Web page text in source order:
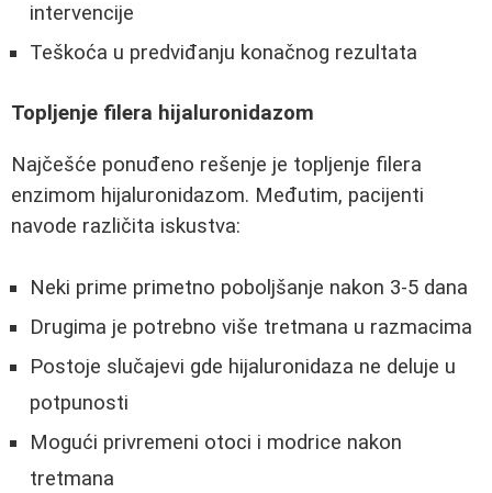
intervencije
Teškoća u predviđanju konačnog rezultata
Topljenje filera hijaluronidazom
Najčešće ponuđeno rešenje je topljenje filera
enzimom hijaluronidazom. Međutim, pacijenti
navode različita iskustva:
Neki prime primetno poboljšanje nakon 3-5 dana
Drugima je potrebno više tretmana u razmacima
Postoje slučajevi gde hijaluronidaza ne deluje u
potpunosti
Mogući privremeni otoci i modrice nakon
tretmana